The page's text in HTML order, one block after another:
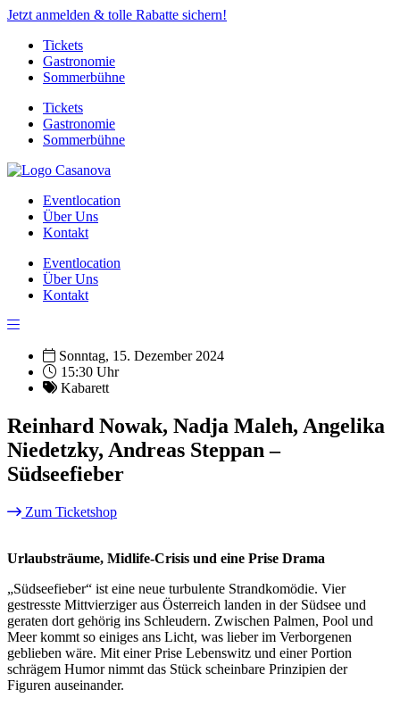
Jetzt anmelden & tolle Rabatte sichern!
Tickets
Gastronomie
Sommerbühne
Tickets
Gastronomie
Sommerbühne
Eventlocation
Über Uns
Kontakt
Eventlocation
Über Uns
Kontakt
Sonntag, 15. Dezember 2024
15:30 Uhr
Kabarett
Reinhard Nowak, Nadja Maleh, Angelika
Niedetzky, Andreas Steppan –
Südseefieber
Zum Ticketshop
Urlaubsträume, Midlife-Crisis und eine Prise Drama
„Südseefieber“ ist eine neue turbulente Strandkomödie. Vier
gestresste Mittvierziger aus Österreich landen in der Südsee und
geraten dort gehörig ins Schleudern. Zwischen Palmen, Pool und
Meer kommt so einiges ans Licht, was lieber im Verborgenen
geblieben wäre. Mit einer Prise Lebenswitz und einer Portion
schrägem Humor nimmt das Stück scheinbare Prinzipien der
Figuren auseinander.